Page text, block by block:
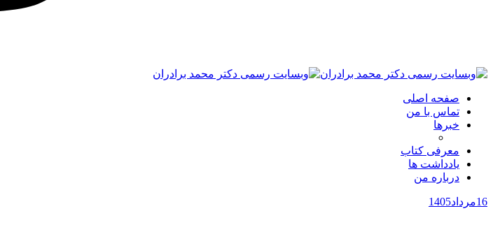
صفحه اصلی
تماس با من
خبرها
معرفی کتاب
یادداشت ها
درباره من
16مرداد1405